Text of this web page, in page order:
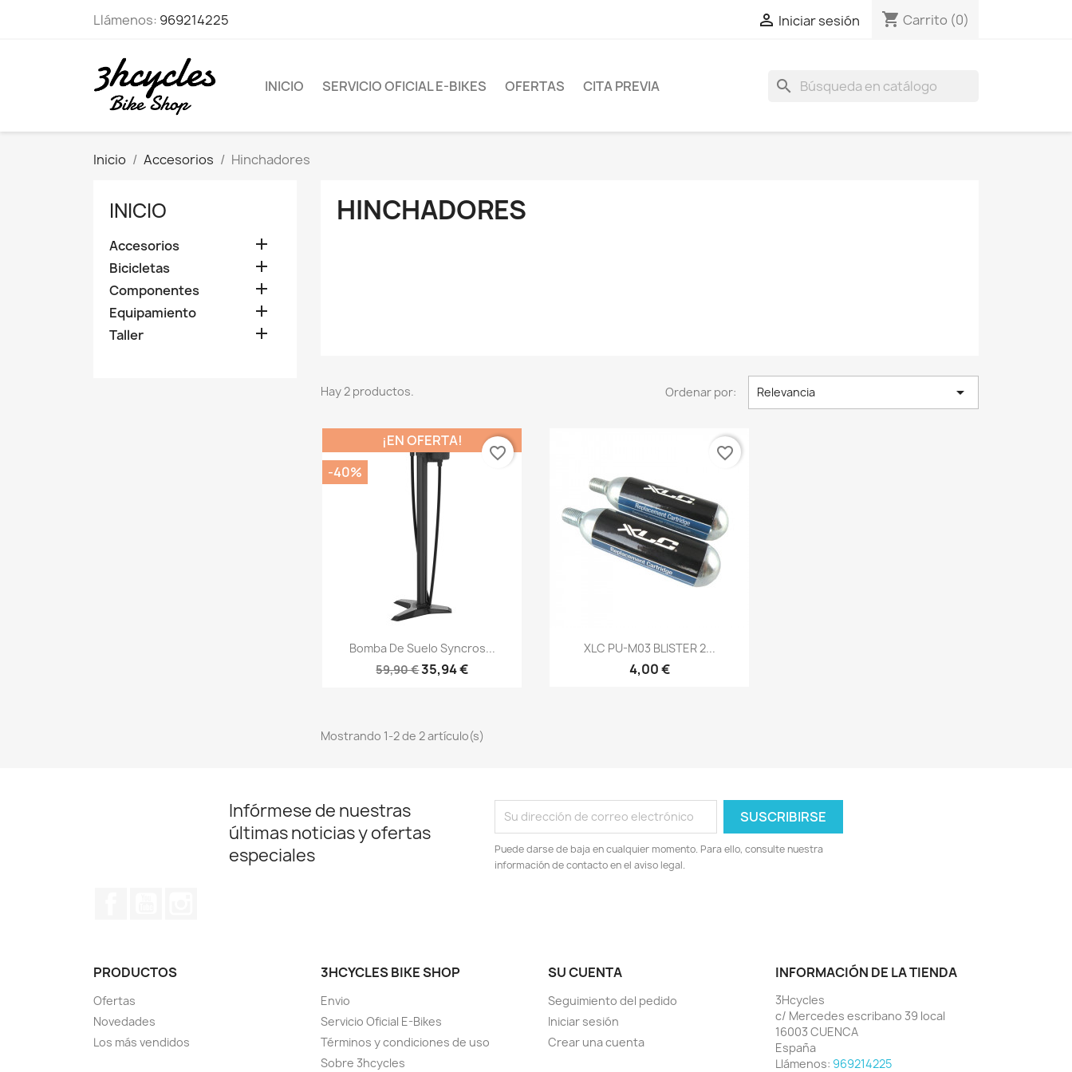
Llámenos: 969214225  Iniciar sesión shopping_cart Carrito (0)
INICIO SERVICIO OFICIAL E-BIKES OFERTAS CITA PREVIA search
Inicio Accesorios Hinchadores
INICIO
Accesorios 
Bicicletas 
Componentes 
Equipamiento 
Taller 
HINCHADORES
Hay 2 productos. Ordenar por: Relevancia 
Vista rápida
Bomba De Suelo Syncros...
59,90 €35,94 €
¡EN OFERTA!
-40%
favorite_border
Vista rápida
XLC PU-M03 BLISTER 2...
4,00 €
favorite_border
Mostrando 1-2 de 2 artículo(s)
Infórmese de nuestras
últimas noticias y ofertas
especiales
Puede darse de baja en cualquier momento. Para ello, consulte nuestra
información de contacto en el aviso legal.
PRODUCTOS
Ofertas
Novedades
Los más vendidos
3HCYCLES BIKE SHOP
Envio
Servicio Oficial E-Bikes
Términos y condiciones de uso
Sobre 3hcycles
SU CUENTA
Seguimiento del pedido
Iniciar sesión
Crear una cuenta
INFORMACIÓN DE LA TIENDA
3Hcycles
c/ Mercedes escribano 39 local
16003 CUENCA
España
Llámenos: 969214225